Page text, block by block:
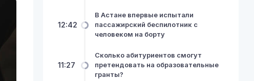
12:42
В Астане впервые испытали
пассажирский беспилотник с
человеком на борту
11:27
Сколько абитуриентов смогут
претендовать на образовательные
гранты?